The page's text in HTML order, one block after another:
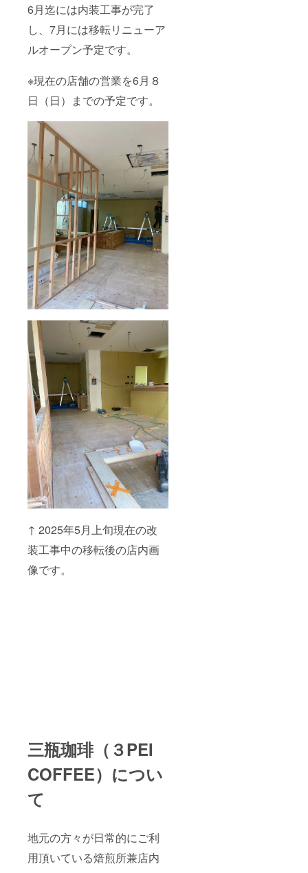
6月迄には内装工事が完了
し、7月には移転リニューア
ルオープン予定です。
※現在の店舗の営業を6月８
日（日）までの予定です。
↑ 2025年5月上旬現在の改
装工事中の移転後の店内画
像です。
三瓶珈琲（３PEI
COFFEE）につい
て
地元の方々が日常的にご利
用頂いている焙煎所兼店内